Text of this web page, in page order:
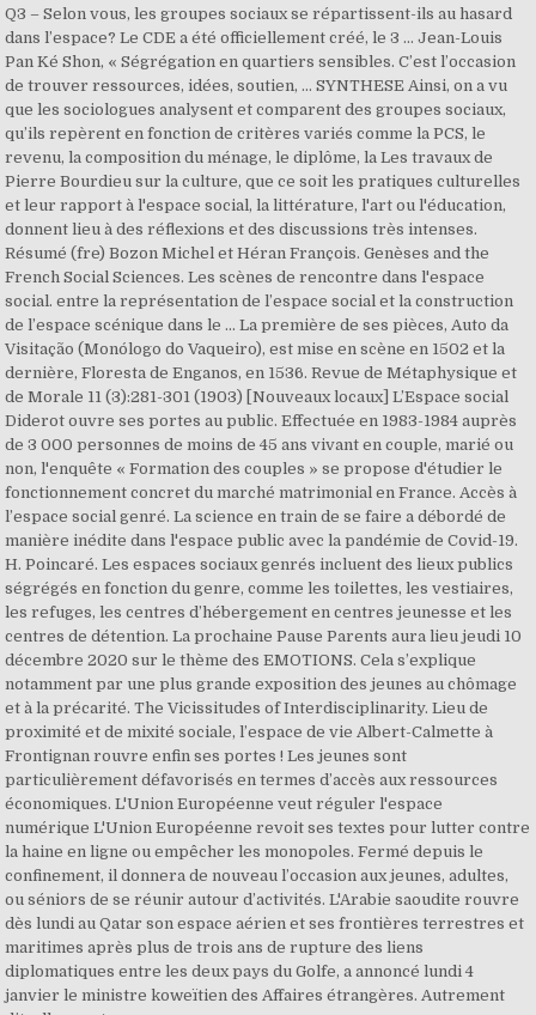
Q3 – Selon vous, les groupes sociaux se répartissent-ils au hasard
dans l’espace? Le CDE a été officiellement créé, le 3 … Jean-Louis
Pan Ké Shon, « Ségrégation en quartiers sensibles. C’est l’occasion
de trouver ressources, idées, soutien, … SYNTHESE Ainsi, on a vu
que les sociologues analysent et comparent des groupes sociaux,
qu’ils repèrent en fonction de critères variés comme la PCS, le
revenu, la composition du ménage, le diplôme, la Les travaux de
Pierre Bourdieu sur la culture, que ce soit les pratiques culturelles
et leur rapport à l'espace social, la littérature, l'art ou l'éducation,
donnent lieu à des réflexions et des discussions très intenses.
Résumé (fre) Bozon Michel et Héran François. Genèses and the
French Social Sciences. Les scènes de rencontre dans l'espace
social. entre la représentation de l’espace social et la construction
de l’espace scénique dans le ... La première de ses pièces, Auto da
Visitação (Monólogo do Vaqueiro), est mise en scène en 1502 et la
dernière, Floresta de Enganos, en 1536. Revue de Métaphysique et
de Morale 11 (3):281-301 (1903) [Nouveaux locaux] L’Espace social
Diderot ouvre ses portes au public. Effectuée en 1983-1984 auprès
de 3 000 personnes de moins de 45 ans vivant en couple, marié ou
non, l'enquête « Formation des couples » se propose d'étudier le
fonctionnement concret du marché matrimonial en France. Accès à
l’espace social genré. La science en train de se faire a débordé de
manière inédite dans l'espace public avec la pandémie de Covid-19.
H. Poincaré. Les espaces sociaux genrés incluent des lieux publics
ségrégés en fonction du genre, comme les toilettes, les vestiaires,
les refuges, les centres d’hébergement en centres jeunesse et les
centres de détention. La prochaine Pause Parents aura lieu jeudi 10
décembre 2020 sur le thème des EMOTIONS. Cela s’explique
notamment par une plus grande exposition des jeunes au chômage
et à la précarité. The Vicissitudes of Interdisciplinarity. Lieu de
proximité et de mixité sociale, l’espace de vie Albert-Calmette à
Frontignan rouvre enfin ses portes ! Les jeunes sont
particulièrement défavorisés en termes d’accès aux ressources
économiques. L'Union Européenne veut réguler l'espace
numérique L'Union Européenne revoit ses textes pour lutter contre
la haine en ligne ou empêcher les monopoles. Fermé depuis le
confinement, il donnera de nouveau l’occasion aux jeunes, adultes,
ou séniors de se réunir autour d’activités. L'Arabie saoudite rouvre
dès lundi au Qatar son espace aérien et ses frontières terrestres et
maritimes après plus de trois ans de rupture des liens
diplomatiques entre les deux pays du Golfe, a annoncé lundi 4
janvier le ministre koweïtien des Affaires étrangères. Autrement